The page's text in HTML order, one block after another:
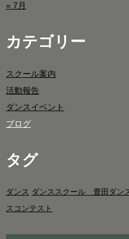
« 7月
カテゴリー
スクール案内
活動報告
ダンスイベント
ブログ
タグ
ダンス ダンススクール 豊田ダ
スコンテスト